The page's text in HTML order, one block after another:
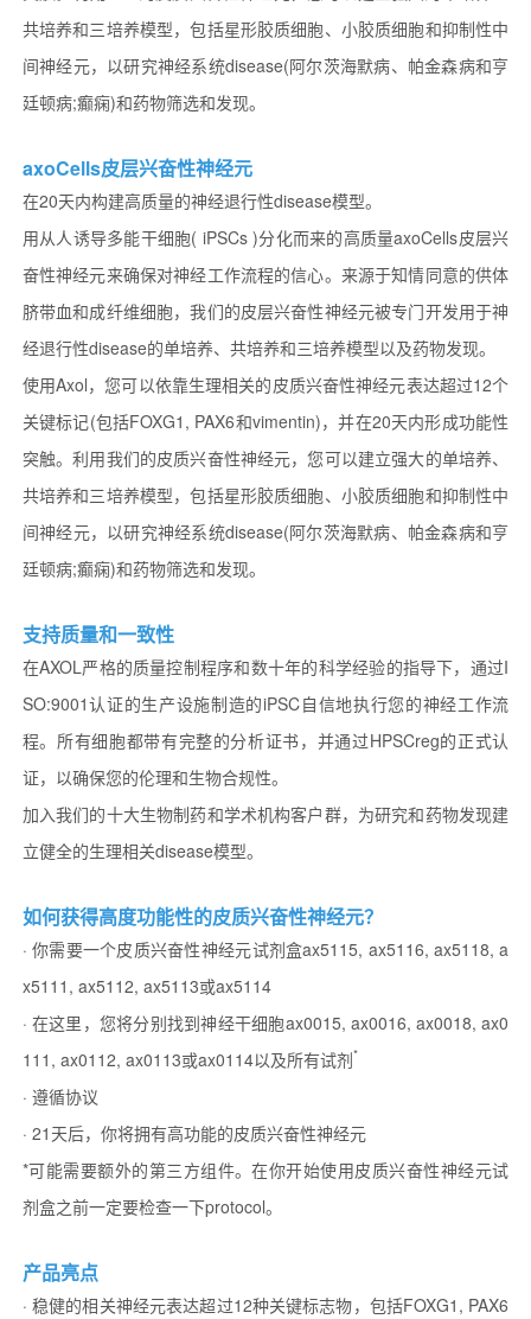
共培养和三培养模型，包括星形胶质细胞、小胶质细胞和抑制性中
间神经元，以研究神经系统disease(阿尔茨海默病、帕金森病和亨
廷顿病;癫痫)和药物筛选和发现。
axoCells皮层兴奋性神经元
在20天内构建高质量的神经退行性disease模型。
用从人诱导多能干细胞( iPSCs )分化而来的高质量axoCells皮层兴
奋性神经元来确保对神经工作流程的信心。来源于知情同意的供体
脐带血和成纤维细胞，我们的皮层兴奋性神经元被专门开发用于神
经退行性disease的单培养、共培养和三培养模型以及药物发现。
使用Axol，您可以依靠生理相关的皮质兴奋性神经元表达超过12个
关键标记(包括FOXG1, PAX6和vimentin)，并在20天内形成功能性
突触。利用我们的皮质兴奋性神经元，您可以建立强大的单培养、
共培养和三培养模型，包括星形胶质细胞、小胶质细胞和抑制性中
间神经元，以研究神经系统disease(阿尔茨海默病、帕金森病和亨
廷顿病;癫痫)和药物筛选和发现。
支持质量和一致性
在AXOL严格的质量控制程序和数十年的科学经验的指导下，通过I
SO:9001认证的生产设施制造的iPSC自信地执行您的神经工作流
程。所有细胞都带有完整的分析证书，并通过HPSCreg的正式认
证，以确保您的伦理和生物合规性。
加入我们的十大生物制药和学术机构客户群，为研究和药物发现建
立健全的生理相关disease模型。
如何获得高度功能性的皮质兴奋性神经元？
· 你需要一个皮质兴奋性神经元试剂盒ax5115, ax5116, ax5118, a
x5111, ax5112, ax5113或ax5114
· 在这里，您将分别找到神经干细胞ax0015, ax0016, ax0018, ax0
111, ax0112, ax0113或ax0114以及所有试剂*
· 遵循协议
· 21天后，你将拥有高功能的皮质兴奋性神经元
*可能需要额外的第三方组件。在你开始使用皮质兴奋性神经元试
剂盒之前一定要检查一下protocol。
产品亮点
· 稳健的相关神经元表达超过12种关键标志物，包括FOXG1, PAX6